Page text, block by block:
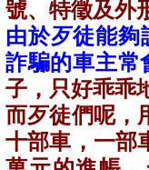
號、特徵及外
由於歹徒能夠
詐騙的車主常
子，只好乖乖
而歹徒們呢，
十部車，一部